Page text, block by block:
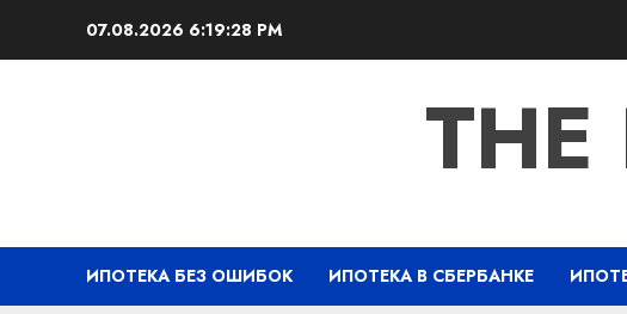
07.08.2026 6:19:29 PM
THE
ИПОТЕКА БЕЗ ОШИБОК ИПОТЕКА В СБЕРБАНКЕ